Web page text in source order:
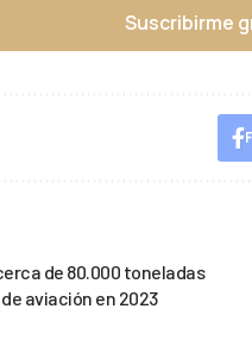
Suscribirme
de 80.000 toneladas
aviación en 2023